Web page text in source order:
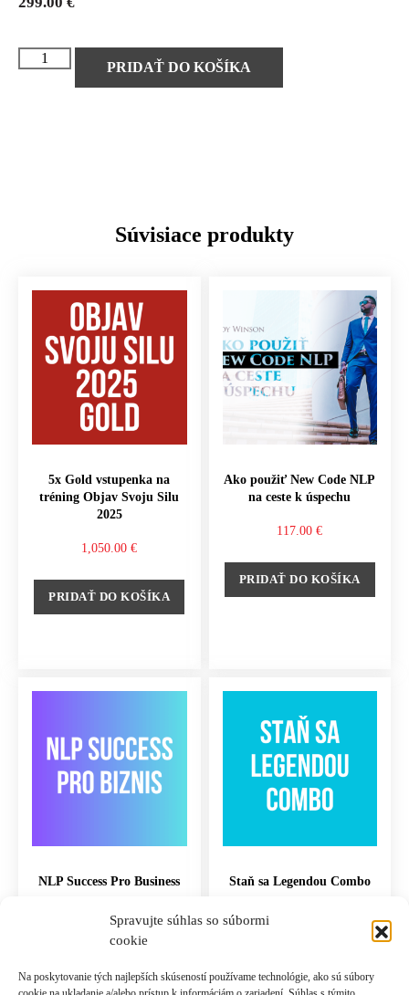
Spravujte súhlas so súbormi
cookie
Na poskytovanie tých najlepších skúseností používame technológie, ako sú súbory
PRIDAŤ DO KOŠÍKA
Súvisiace produkty
5x Gold vstupenka na
tréning Objav Svoju Silu
2025
1,050.00€
PRIDAŤ DO KOŠÍKA
Ako použiť New Code NLP
na ceste k úspechu
117.00€
PRIDAŤ DO KOŠÍKA
NLP Success Pro Business
15,764.00
Staň sa Legendou Combo